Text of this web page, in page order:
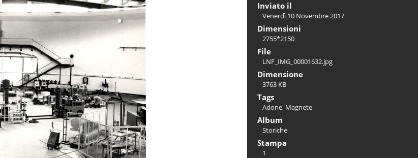
Inviato il
Venerdì 10 Novembre 2017
Dimensioni
2755*2150
File
LNF_IMG_00001632.jpg
Dimensione
3763 KB
Tags
Adone, Magnete
Album
Storiche
Stampa
1